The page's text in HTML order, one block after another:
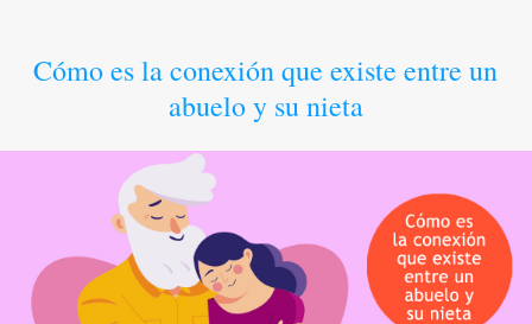
Cómo es la conexión que existe entre un
abuelo y su nieta